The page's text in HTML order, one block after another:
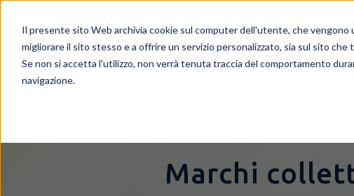
Il presente sito Web archivia cookie sul computer dell'utente, che
migliorare il sito stesso e a offrire un servizio personalizzato, sia sul sito
Se non si accetta l'utilizzo, non verrà tenuta traccia del comportamento
navigazione.
Marchi